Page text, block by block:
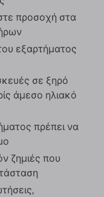
προσοχή στα
εξαρτήματος
σε ξηρό
άμεσο ηλιακό
πρέπει να
ζημιές που